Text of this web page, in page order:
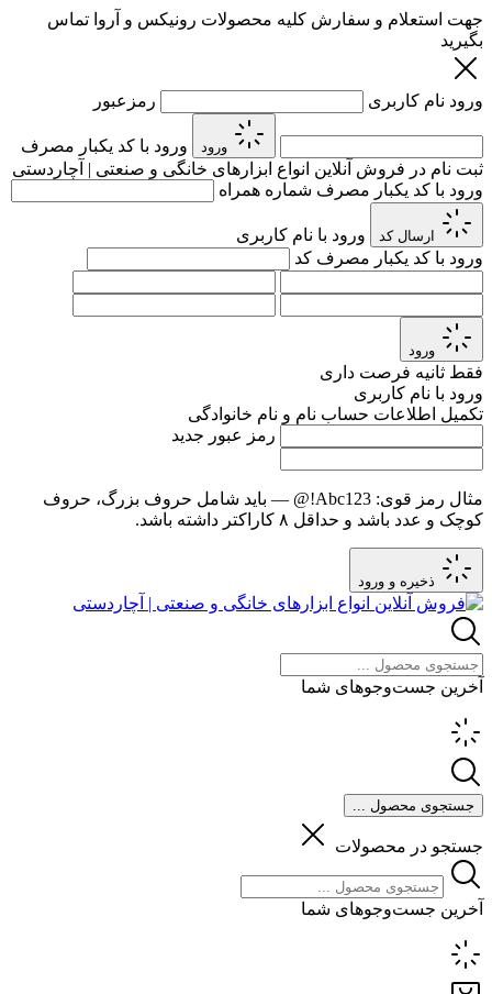
جهت استعلام و سفارش کلیه محصولات رونیکس و آروا تماس
بگیرید
ورود نام کاربری رمزعبور
ورود
ورود با کد یکبار مصرف
ثبت نام در فروش آنلاین انواع ابزارهای خانگی و صنعتی | آچاردستی
ورود با کد یکبار مصرف شماره همراه
ارسال کد
ورود با نام کاربری
ورود با کد یکبار مصرف کد
ورود
فقط ثانیه فرصت داری
ورود با نام کاربری
تکمیل اطلاعات حساب نام و نام خانوادگی
رمز عبور جدید
مثال رمز قوی: Abc123!@
— باید شامل حروف بزرگ، حروف
کوچک و عدد باشد و حداقل ۸ کاراکتر داشته باشد.
ذخیره و ورود
آخرین جست‌وجوهای شما
جستجوی محصول ...
جستجو در محصولات
آخرین جست‌وجوهای شما